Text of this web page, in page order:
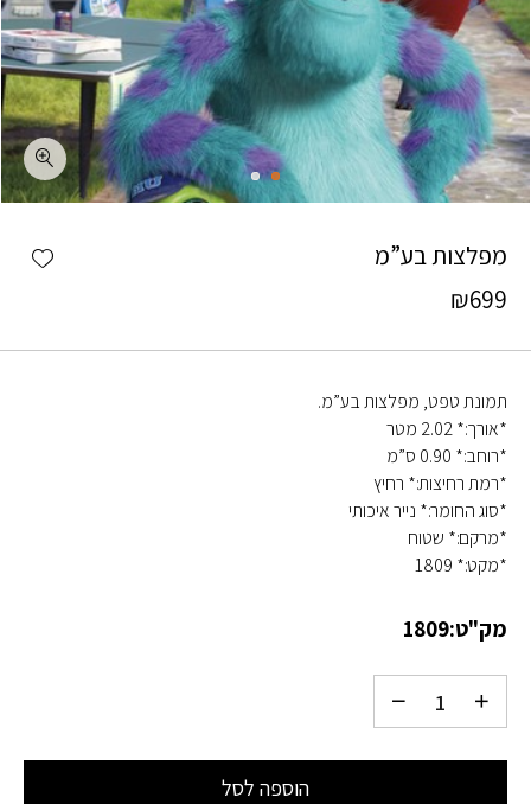
מפלצות בע”מ
₪699
תמונת טפט, מפלצות בע”מ.
*אורך:* 2.02 מטר
*רוחב:* 0.90 ס”מ
*רמת רחיצות:* רחיץ
*סוג החומר:* נייר איכותי
*מרקם:* שטוח
*מקט:* 1809
מק"ט:1809
הוספה לסל